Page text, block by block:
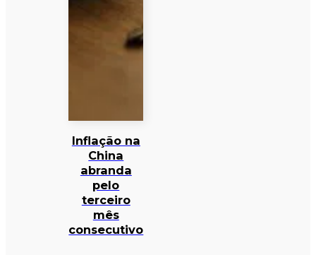
Inflação na
China
abranda
pelo
terceiro
mês
consecutivo